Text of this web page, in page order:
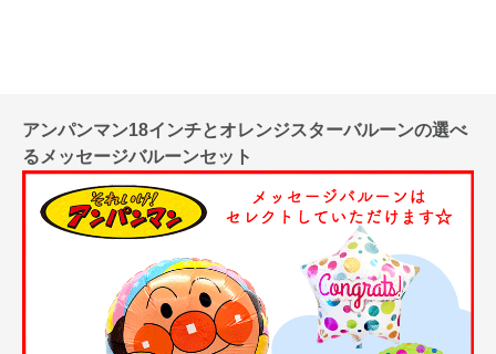
アンパンマン18インチとオレンジスターバルーンの選べ
るメッセージバルーンセット